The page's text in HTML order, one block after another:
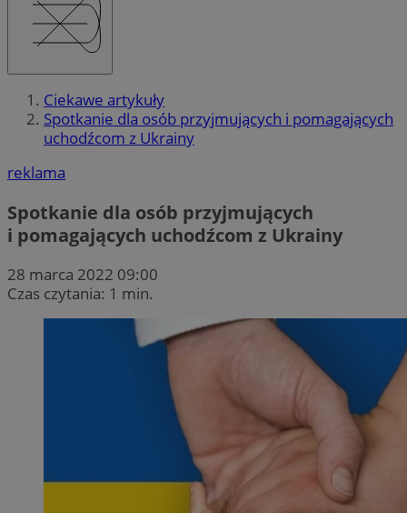
Ciekawe artykuły
Spotkanie dla osób przyjmujących i pomagających
uchodźcom z Ukrainy
reklama
Spotkanie dla osób przyjmujących
i pomagających uchodźcom z Ukrainy
28 marca 2022 09:00
Czas czytania: 1 min.